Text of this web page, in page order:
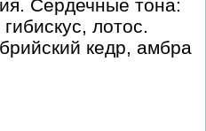
Сердечные тона:
лотос.
кедр, амбра